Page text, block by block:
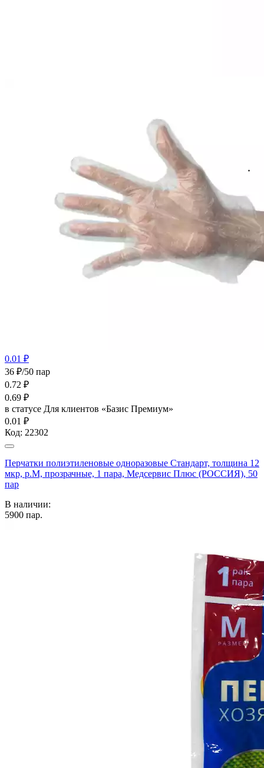
0.01 ₽
36 ₽/50 пар
0.72 ₽
0.69 ₽
в статусе Для клиентов «Базис Премиум»
0.01 ₽
Код: 22302
Перчатки полиэтиленовые одноразовые Стандарт, толщина 12
мкр, р.М, прозрачные, 1 пара, Медсервис Плюс (РОССИЯ), 50
пар
В наличии:
5900 пар.